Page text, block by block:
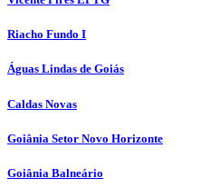
Riacho Fundo I
Águas Lindas de Goiás
Caldas Novas
Goiânia Setor Novo Horizonte
Goiânia Balneário